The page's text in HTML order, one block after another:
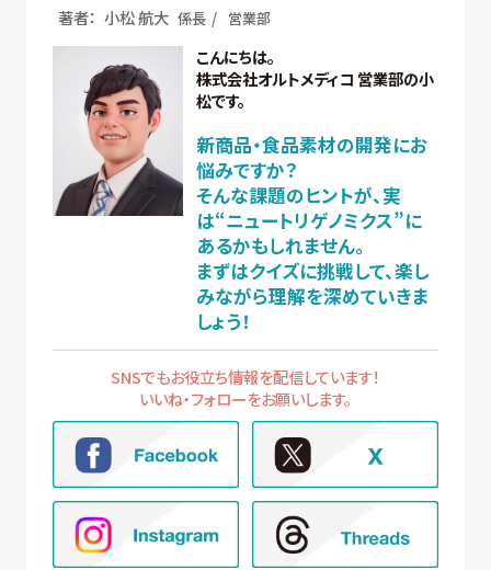
著者： 小松 航大 係長 営業部
こんにちは。
株式会社オルトメディコ 営業部の小
松です。
新商品・食品素材の開発にお
悩みですか？
そんな課題のヒントが、実
は“ニュートリゲノミクス”に
あるかもしれません。
まずはクイズに挑戦して、楽し
みながら理解を深めていきま
しょう！
SNSでもお役立ち情報を配信しています！
いいね・フォローをお願いします。